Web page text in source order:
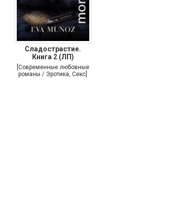
Сладострастие.
Книга 2 (ЛП)
[Современные любовные
романы / Эротика, Секс]